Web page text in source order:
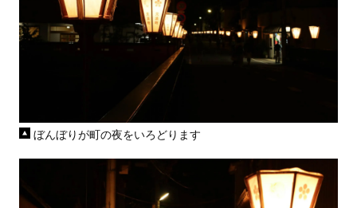
ぼんぼりが町の夜をいろどります